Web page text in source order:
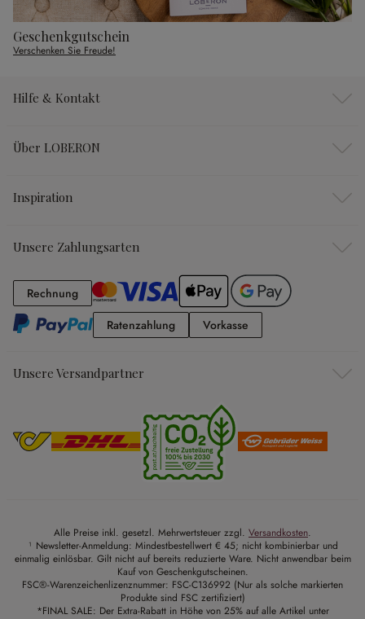
Geschenkgutschein
Verschenken Sie Freude!
Hilfe & Kontakt
Über LOBERON
Inspiration
Unsere Zahlungsarten
RechnungRechnung
RatenzahlungRatenzahlung
Vorkasse
Unsere Versandpartner
Alle Preise inkl. gesetzl. Mehrwertsteuer zzgl. Versandkosten.
¹ Newsletter-Anmeldung: Mindestbestellwert € 45; nicht kombinierbar und
einmalig einlösbar. Gilt nicht auf bereits reduzierte Ware. Nicht anwendbar beim
Kauf von Geschenkgutscheinen.
FSC®-Warenzeichenlizenznummer: FSC-C136992 (Nur als solche markierten
Produkte sind FSC zertifiziert)
*FINAL SALE: Der Extra-Rabatt in Höhe von 25% auf alle Artikel unter